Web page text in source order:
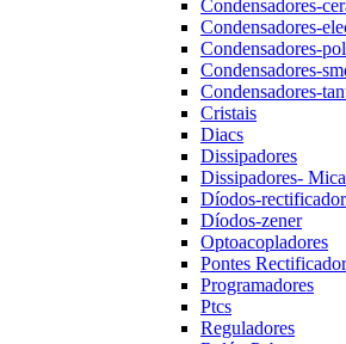
Condensadores-
Condensadores-
Condensadores-
Condensadores-
Condensadores-
Cristais
Diacs
Dissipadores
Dissipadores-
Díodos-rectificador
Díodos-zener
Optoacopladores
Pontes
Programadores
Ptcs
Reguladores